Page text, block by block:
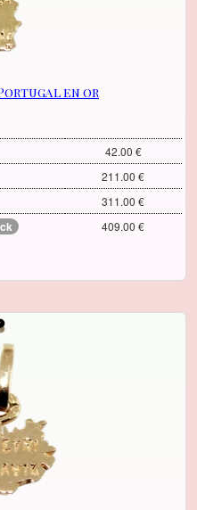
en or
42.00 €
211.00 €
311.00 €
409.00 €